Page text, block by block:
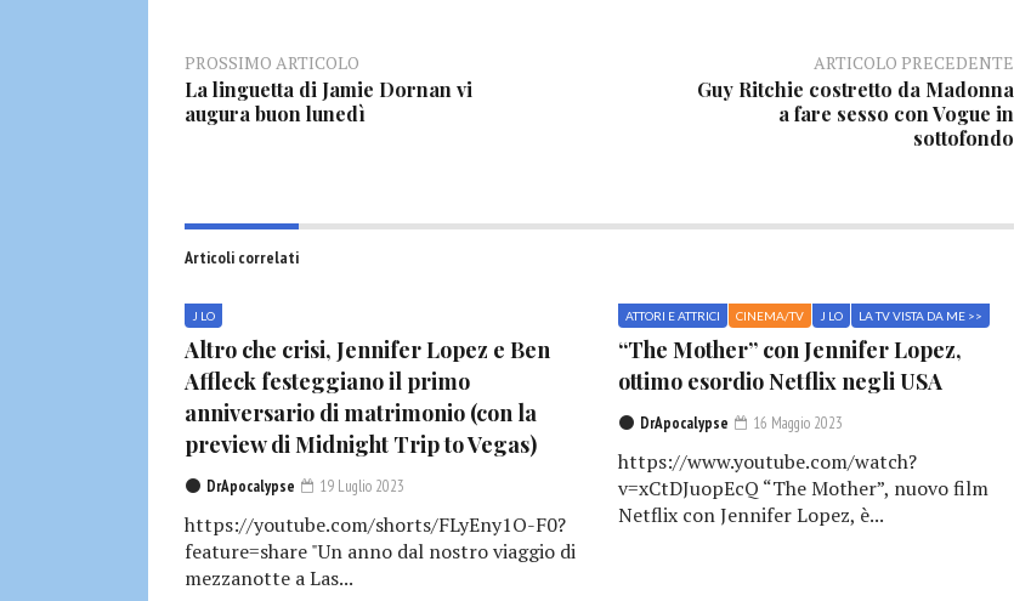
PROSSIMO ARTICOLO
La linguetta di Jamie Dornan vi
augura buon lunedì
ARTICOLO PRECEDENTE
Guy Ritchie costretto da Madonna
a fare sesso con Vogue in
sottofondo
Articoli correlati
J LO
Altro che crisi, Jennifer Lopez e Ben
Affleck festeggiano il primo
anniversario di matrimonio (con la
preview di Midnight Trip to Vegas)
DrApocalypse 19 Luglio 2023
https://youtube.com/shorts/FLyEny1O-F0?
feature=share "Un anno dal nostro viaggio di
mezzanotte a Las...
ATTORI E ATTRICI CINEMA/TV J LO LA TV VISTA DA ME >>
“The Mother” con Jennifer Lopez,
ottimo esordio Netflix negli USA
DrApocalypse 16 Maggio 2023
https://www.youtube.com/watch?
v=xCtDJuopEcQ “The Mother”, nuovo film
Netflix con Jennifer Lopez, è...